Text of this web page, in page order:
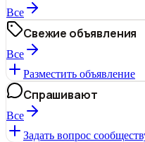
Все
Свежие объявления
Все
Разместить объявление
Спрашивают
Все
Задать вопрос